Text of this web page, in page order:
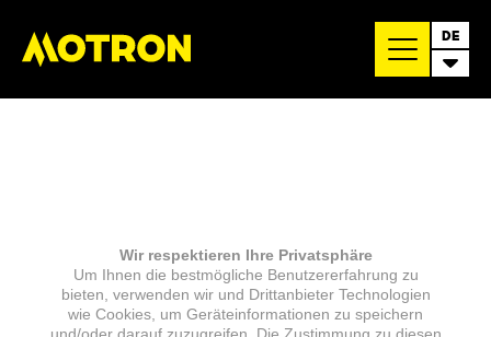
DE
Wir respektieren Ihre Privatsphäre
Um Ihnen die bestmögliche Benutzererfahrung zu
bieten, verwenden wir und Drittanbieter Technologien
wie Cookies, um Geräteinformationen zu speichern